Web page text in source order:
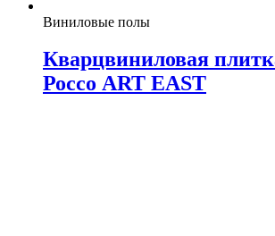
Виниловые полы
Кварцвиниловая
Россо ART EAST